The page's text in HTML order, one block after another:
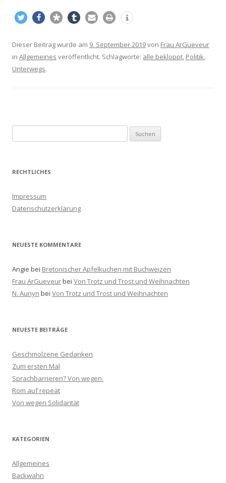
Dieser Beitrag wurde am 9. September 2019von Frau ArGueveur
in Allgemeines veröffentlicht. Schlagworte: alle bekloppt, Politik,
Unterwegs.
u
h
n
a
:
RECHTLICHES
Impressum
Datenschutzerklärung
NEUESTE KOMMENTARE
Angie bei Bretonischer Apfelkuchen mit Buchweizen
Frau ArGueveurbei Von Trotz und Trost und Weihnachten
N. Aunyn bei Von Trotz und Trost und Weihnachten
NEUESTE BEITRÄGE
Geschmolzene Gedanken
Zum ersten Mal
Sprachbarrieren? Von wegen.
Rom auf repeat
Von wegen Solidarität
KATEGORIEN
Allgemeines
Backwahn